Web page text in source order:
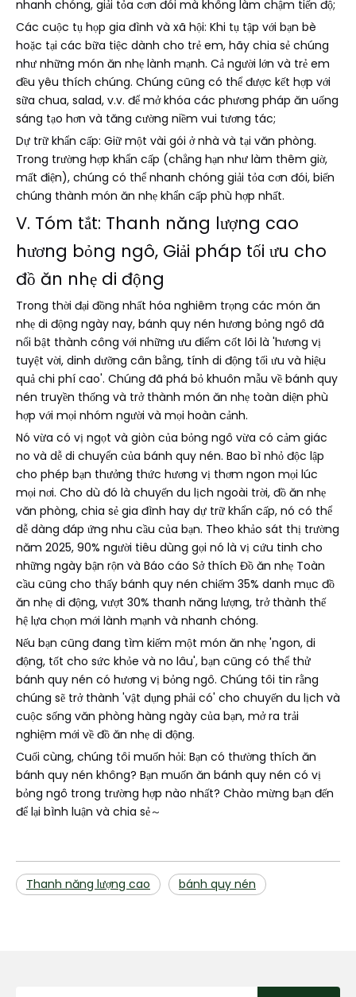
nhanh chóng, giải tỏa cơn đói mà không làm chậm tiến độ;
Các cuộc tụ họp gia đình và xã hội: Khi tụ tập với bạn bè
hoặc tại các bữa tiệc dành cho trẻ em, hãy chia sẻ chúng
như những món ăn nhẹ lành mạnh. Cả người lớn và trẻ em
đều yêu thích chúng. Chúng cũng có thể được kết hợp với
sữa chua, salad, v.v. để mở khóa các phương pháp ăn uống
sáng tạo hơn và tăng cường niềm vui tương tác;
Dự trữ khẩn cấp: Giữ một vài gói ở nhà và tại văn phòng.
Trong trường hợp khẩn cấp (chẳng hạn như làm thêm giờ,
mất điện), chúng có thể nhanh chóng giải tỏa cơn đói, biến
chúng thành món ăn nhẹ khẩn cấp phù hợp nhất.
V. Tóm tắt: Thanh năng lượng cao
hương bỏng ngô, Giải pháp tối ưu cho
đồ ăn nhẹ di động
Trong thời đại đồng nhất hóa nghiêm trọng các món ăn
nhẹ di động ngày nay, bánh quy nén hương bỏng ngô đã
nổi bật thành công với những ưu điểm cốt lõi là 'hương vị
tuyệt vời, dinh dưỡng cân bằng, tính di động tối ưu và hiệu
quả chi phí cao'. Chúng đã phá bỏ khuôn mẫu về bánh quy
nén truyền thống và trở thành món ăn nhẹ toàn diện phù
hợp với mọi nhóm người và mọi hoàn cảnh.
Nó vừa có vị ngọt và giòn của bỏng ngô vừa có cảm giác
no và dễ di chuyển của bánh quy nén. Bao bì nhỏ độc lập
cho phép bạn thưởng thức hương vị thơm ngon mọi lúc
mọi nơi. Cho dù đó là chuyến du lịch ngoài trời, đồ ăn nhẹ
văn phòng, chia sẻ gia đình hay dự trữ khẩn cấp, nó có thể
dễ dàng đáp ứng nhu cầu của bạn. Theo khảo sát thị trường
năm 2025, 90% người tiêu dùng gọi nó là vị cứu tinh cho
những ngày bận rộn và Báo cáo Sở thích Đồ ăn nhẹ Toàn
cầu cũng cho thấy bánh quy nén chiếm 35% danh mục đồ
ăn nhẹ di động, vượt 30% thanh năng lượng, trở thành thế
hệ lựa chọn mới lành mạnh và nhanh chóng.
Nếu bạn cũng đang tìm kiếm một món ăn nhẹ 'ngon, di
động, tốt cho sức khỏe và no lâu', bạn cũng có thể thử
bánh quy nén có hương vị bỏng ngô. Chúng tôi tin rằng
chúng sẽ trở thành 'vật dụng phải có' cho chuyến du lịch và
cuộc sống văn phòng hàng ngày của bạn, mở ra trải
nghiệm mới về đồ ăn nhẹ di động.
Cuối cùng, chúng tôi muốn hỏi: Bạn có thường thích ăn
bánh quy nén không? Bạn muốn ăn bánh quy nén có vị
bỏng ngô trong trường hợp nào nhất? Chào mừng bạn đến
để lại bình luận và chia sẻ～
Thanh năng lượng cao bánh quy nén